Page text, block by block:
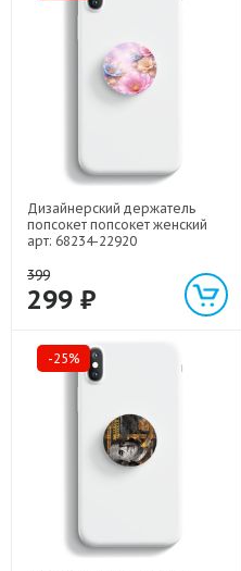
Дизайнерский держатель
попсокет попсокет женский
арт: 68234-22920
399
299 ₽
-25%